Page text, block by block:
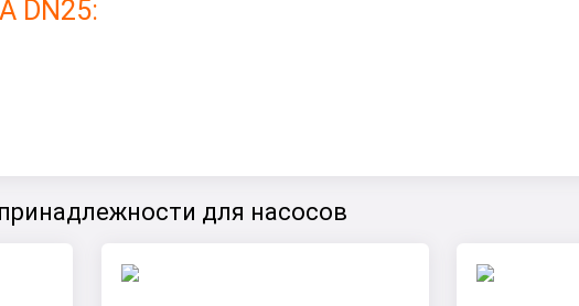
DN25:
для насосов